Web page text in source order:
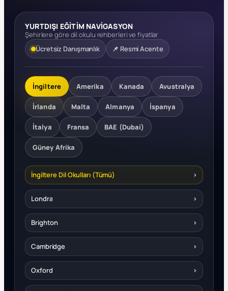
YURTDIŞI EĞİTİM NAVİGASYON
Şehirlere göre dil okulu rehberleri ve fiyatlar
Ücretsiz Danışmanlık
📌 Resmi Acente
İngiltere Amerika Kanada Avustralya
İrlanda Malta Almanya İspanya
İtalya Fransa BAE (Dubai)
Güney Afrika
İngiltere Dil Okulları (Tümü) ›
Londra ›
Brighton ›
Cambridge ›
Oxford ›